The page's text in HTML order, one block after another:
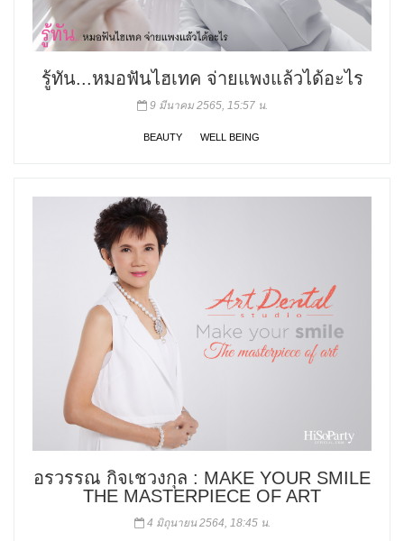
รู้ทัน...หมอฟันไฮเทค จ่ายแพงแล้วได้อะไร
9 มีนาคม 2565, 15:57 น.
BEAUTY WELL BEING
อรวรรณ กิจเชวงกุล : MAKE YOUR SMILE
THE MASTERPIECE OF ART
4 มิถุนายน 2564, 18:45 น.